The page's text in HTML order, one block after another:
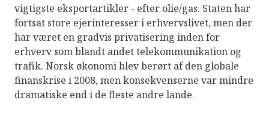
vigtigste eksportartikler - efter olie/gas. Staten har
fortsat store ejerinteresser i erhvervslivet, men der
har været en gradvis privatisering inden for
erhverv som blandt andet telekommunikation og
trafik. Norsk økonomi blev berørt af den globale
finanskrise i 2008, men konsekvenserne var mindre
dramatiske end i de fleste andre lande.